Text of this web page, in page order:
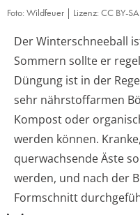
Foto: Wildfeuer | Lizenz: CC BY-
Der Winterschneeball
Sommern sollte er
Düngung ist in der
sehr nährstoffarmen
Kompost oder
werden können.
querwachsende Äste
werden, und nach der
Formschnitt